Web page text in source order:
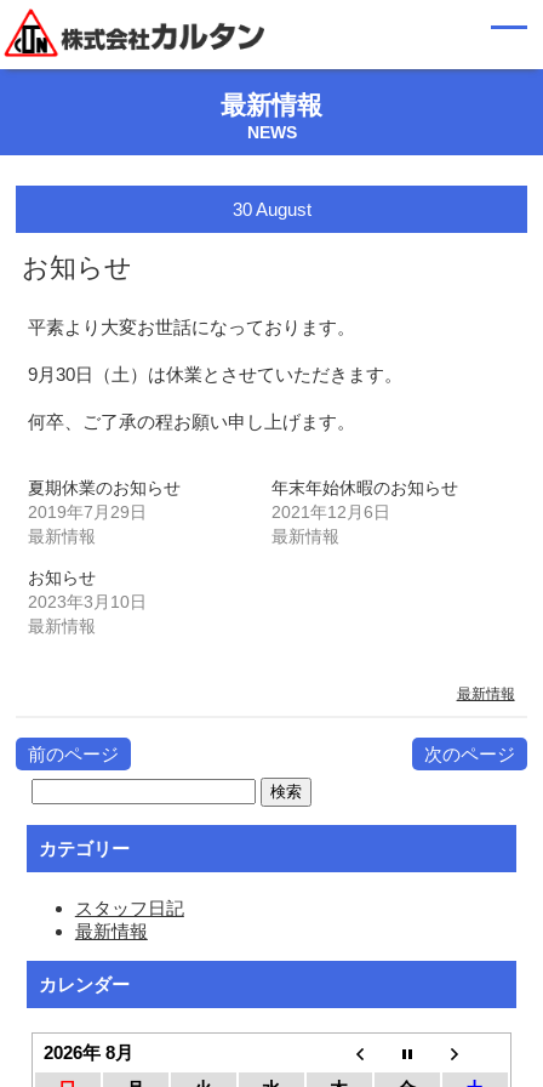
最新情報
NEWS
30 August
お知らせ
平素より大変お世話になっております。
9月30日（土）は休業とさせていただきます。
何卒、ご了承の程お願い申し上げます。
夏期休業のお知らせ
2019年7月29日
最新情報
年末年始休暇のお知らせ
2021年12月6日
最新情報
お知らせ
2023年3月10日
最新情報
最新情報
前のページ 次のページ
カテゴリー
スタッフ日記
最新情報
カレンダー
2026年 8月